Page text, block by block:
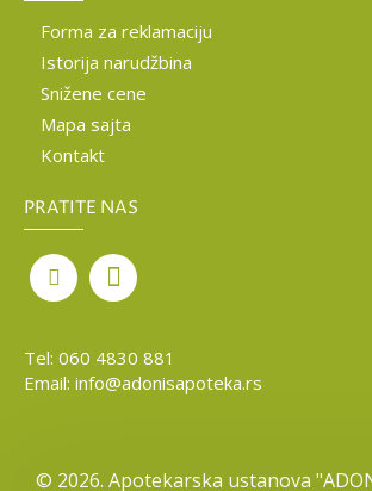
Forma za reklamaciju
Istorija narudžbina
Snižene cene
Mapa sajta
Kontakt
PRATITE NAS
Tel: 060 4830 881
Email: info@adonisapoteka.rs
© 2026. Apotekarska ustanova